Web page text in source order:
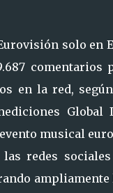
solo en
comentarios
en la red,
Global
musical
redes
ampliamente